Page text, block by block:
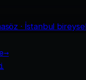
· İstanbul
→